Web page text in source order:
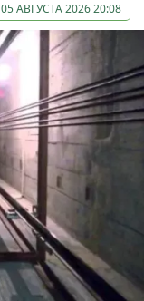
05 АВГУСТА 2026 20:08